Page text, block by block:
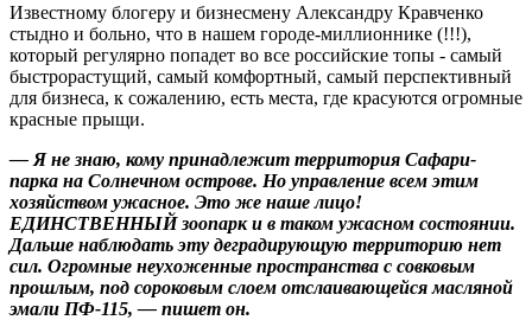
Известному блогеру и бизнесмену Александру Кравченко
стыдно и больно, что в нашем городе-миллионнике (!!!),
который регулярно попадет во все российские топы - самый
быстрорастущий, самый комфортный, самый перспективный
для бизнеса, к сожалению, есть места, где красуются огромные
красные прыщи.
— Я не знаю, кому принадлежит территория Сафари-
парка на Солнечном острове. Но управление всем этим
хозяйством ужасное. Это же наше лицо!
ЕДИНСТВЕННЫЙ зоопарк и в таком ужасном состоянии.
Дальше наблюдать эту деградирующую территорию нет
сил. Огромные неухоженные пространства с совковым
прошлым, под сороковым слоем отслаивающейся масляной
эмали ПФ-115, — пишет он.